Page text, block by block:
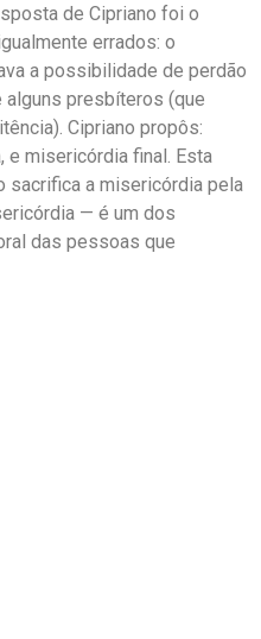
de Cipriano foi o
errados: o
a possibilidade de perdão
presbíteros (que
Cipriano propôs:
e misericórdia final. Esta
sacrifica a misericórdia pela
— é um dos
das pessoas que